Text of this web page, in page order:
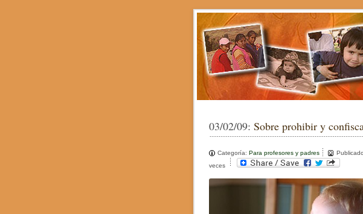
03/02/09: Sobre prohibir y
Categoría: Para profesores y padres
veces